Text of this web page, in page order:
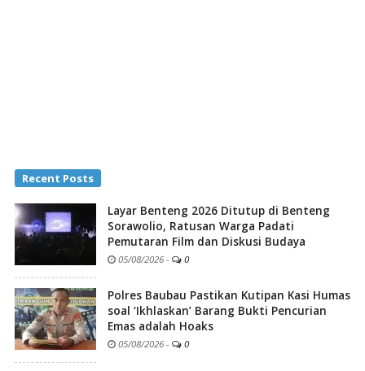
Recent Posts
Layar Benteng 2026 Ditutup di Benteng
Sorawolio, Ratusan Warga Padati
Pemutaran Film dan Diskusi Budaya
05/08/2026 - 0
Polres Baubau Pastikan Kutipan Kasi Humas
soal ‘Ikhlaskan’ Barang Bukti Pencurian
Emas adalah Hoaks
05/08/2026 - 0